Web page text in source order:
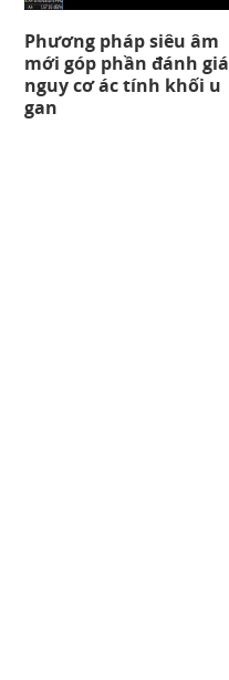
Phương pháp siêu âm
mới góp phần đánh giá
nguy cơ ác tính khối u
gan